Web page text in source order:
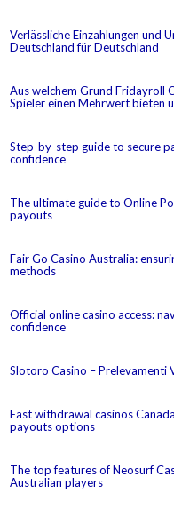
Verlässliche Einzahlungen und
Deutschland für Deutschland
Aus welchem Grund Fridayroll
Spieler einen Mehrwert bieten
Step-by-step guide to secure
confidence
The ultimate guide to Online
payouts
Fair Go Casino Australia:
methods
Official online casino access:
confidence
Slotoro Casino – Prelevamenti
Fast withdrawal casinos
payouts options
The top features of Neosurf
Australian players